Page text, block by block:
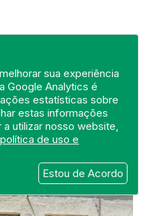
sua experiência
Google Analytics é
estatísticas sobre
estas informações
utilizar nosso website,
política de uso e
Estou de Acordo